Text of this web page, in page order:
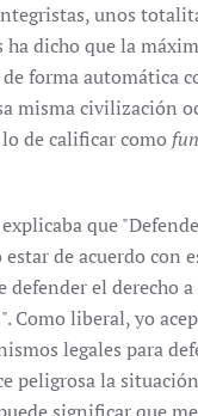
unos
dicho que la
forma automática
misma civilización
de calificar como
que
de acuerdo con
el derecho a
Como liberal, yo
legales para
peligrosa la